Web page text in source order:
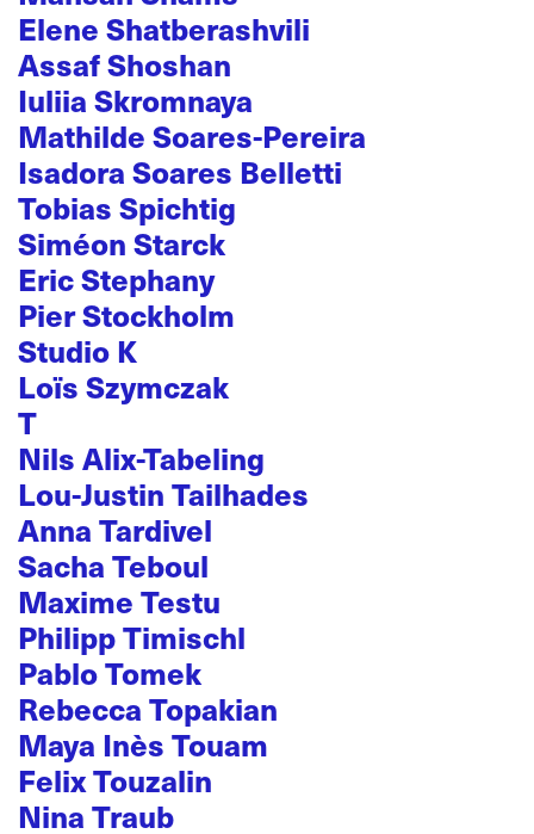
Elene Shatberashvili
Assaf Shoshan
Iuliia Skromnaya
Mathilde Soares-Pereira
Isadora Soares Belletti
Tobias Spichtig
Siméon Starck
Eric Stephany
Pier Stockholm
Studio K
Loïs Szymczak
T
Nils Alix-Tabeling
Lou-Justin Tailhades
Anna Tardivel
Sacha Teboul
Maxime Testu
Philipp Timischl
Pablo Tomek
Rebecca Topakian
Maya Inès Touam
Felix Touzalin
Nina Traub